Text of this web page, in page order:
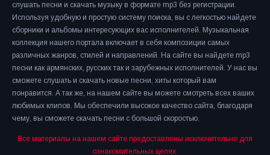
слушать песни и скачать музыку в формате mp3 без регистрации.
Используя удобную и простую систему поиска, вы с легкостью найдете
сборники и альбомы интересующих вас исполнителей. Музыкальная
коллекция нашего портала включает в себя композиции самых
различных жанров, стилей и направлений. На сайте вы найдете mp3
песни как армянских, русских так и зарубежных исполнителей. У нас вы
сможете слушать и скачать новые песни, хиты который вам
понравится. А так же, на нашем сайте вы можете смотреть всех ваших
любимых клипов. Мы обеспечили высокое качество сайта, благодаря
чему, вы сможете скачать песни с большой скоростью.
Все материалы на нашем сайте предоставлены исключительно для
ознакомительных целях.